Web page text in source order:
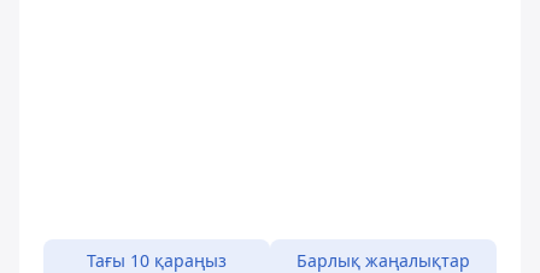
Тағы 10 қараңыз Барлық жаңалықтар